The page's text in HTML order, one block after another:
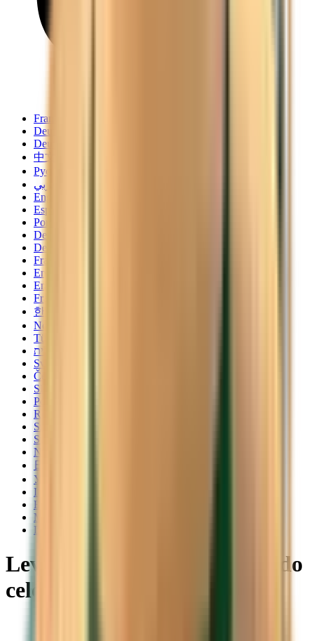
Français
Deutsch
Deutsch
中文
Русский
العربية/عربي
English
Español
Português
Deutsch
Deutsch
Français
English
English
Français
한국어
Norsk
Türkçe
עברית
Svenska
Čeština
Slovenčina
Polski
Română
Srpski
Suomi
Nederlands
日本語
Українська
Italiano
Български
Magyar
Dansk
Levné letenky z Richmondu do
celého světa